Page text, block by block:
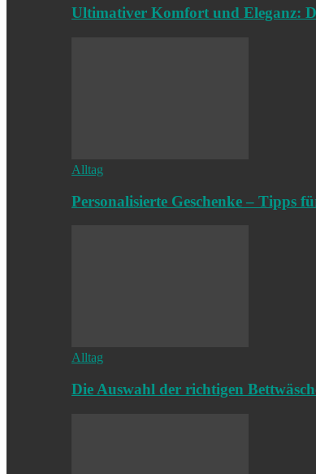
Ultimativer Komfort und Eleganz:
Alltag
Personalisierte Geschenke – Tipps
Alltag
Die Auswahl der richtigen